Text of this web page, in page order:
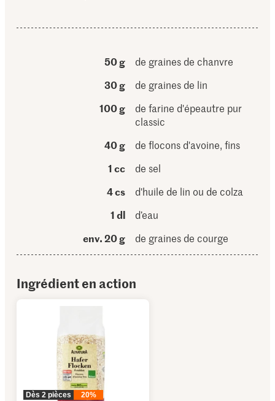
50 g
de graines de chanvre
30 g
de graines de lin
100 g
de farine d'épeautre pur
classic
40 g
de flocons d'avoine, fins
1 cc
de sel
4 cs
d'huile de lin ou de colza
1 dl
d’eau
env. 20 g
de graines de courge
Ingrédient en action
Dès 2 pièces 20%